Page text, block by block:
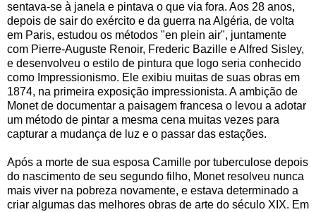
sentava-se à janela e pintava o que via fora. Aos 28 anos,
depois de sair do exército e da guerra na Algéria, de volta
em Paris, estudou os métodos "en plein air", juntamente
com Pierre-Auguste Renoir, Frederic Bazille e Alfred Sisley,
e desenvolveu o estilo de pintura que logo seria conhecido
como Impressionismo. Ele exibiu muitas de suas obras em
1874, na primeira exposição impressionista. A ambição de
Monet de documentar a paisagem francesa o levou a adotar
um método de pintar a mesma cena muitas vezes para
capturar a mudança de luz e o passar das estações.
Após a morte de sua esposa Camille por tuberculose depois
do nascimento de seu segundo filho, Monet resolveu nunca
mais viver na pobreza novamente, e estava determinado a
criar algumas das melhores obras de arte do século XIX. Em